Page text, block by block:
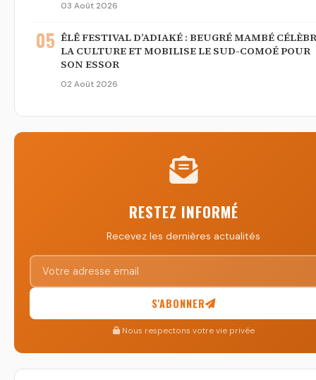
03 Août 2026
05 ÊLÊ FESTIVAL D’ADIAKÉ : BEUGRÉ MAMBÉ
LA CULTURE ET MOBILISE LE SUD-COMOÉ POUR
SON ESSOR
02 Août 2026
RESTEZ INFORMÉ
Recevez les dernières actualités
S'ABONNER
Nous respectons votre vie privée